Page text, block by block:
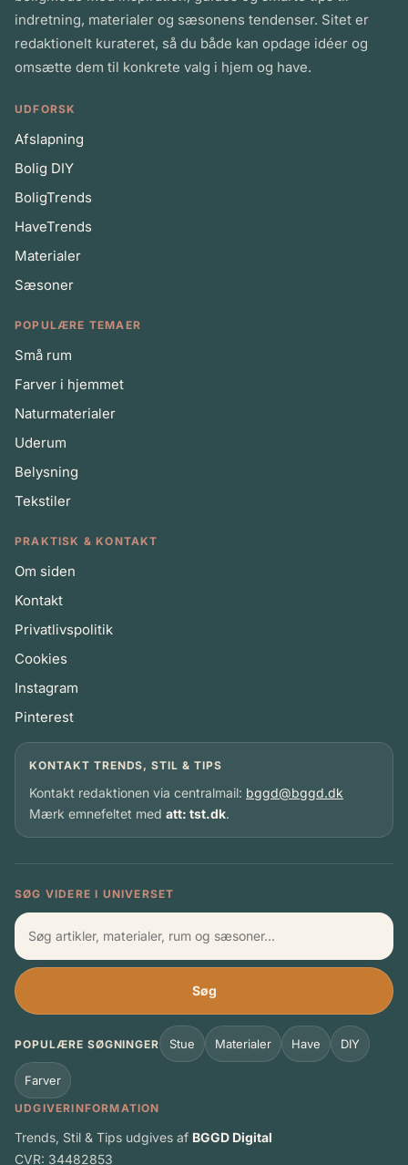
indretning, materialer og sæsonens tendenser. Sitet er
redaktionelt kurateret, så du både kan opdage idéer og
omsætte dem til konkrete valg i hjem og have.
UDFORSK
Afslapning
Bolig DIY
BoligTrends
HaveTrends
Materialer
Sæsoner
POPULÆRE TEMAER
Små rum
Farver i hjemmet
Naturmaterialer
Uderum
Belysning
Tekstiler
PRAKTISK & KONTAKT
Om siden
Kontakt
Privatlivspolitik
Cookies
Instagram
Pinterest
KONTAKT TRENDS, STIL & TIPS
Kontakt redaktionen via centralmail: bggd@bggd.dk
Mærk emnefeltet med att: tst.dk.
SØG VIDERE I UNIVERSET
Søg
POPULÆRE SØGNINGER Stue Materialer Have DIY
Farver
UDGIVERINFORMATION
Trends, Stil & Tips udgives af BGGD Digital
CVR: 34482853